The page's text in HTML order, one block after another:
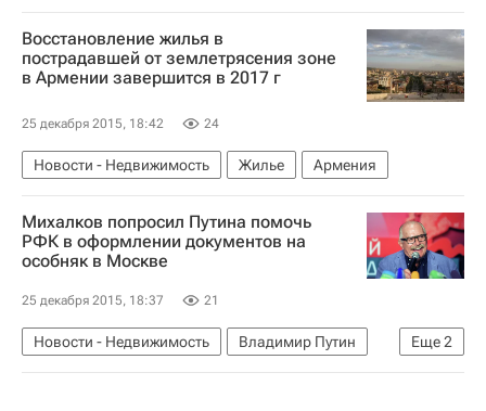
Восстановление жилья в
пострадавшей от землетрясения зоне
в Армении завершится в 2017 г
25 декабря 2015, 18:42 24
Новости - Недвижимость Жилье Армения
Михалков попросил Путина помочь
РФК в оформлении документов на
особняк в Москве
25 декабря 2015, 18:37 21
Еще2
Новости - Недвижимость
Владимир Путин
Никита Михалков
Россия